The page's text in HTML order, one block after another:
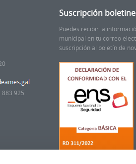
925
Suscripción
Puedes recibir la
municipal en tu correo
suscripción al boletín de